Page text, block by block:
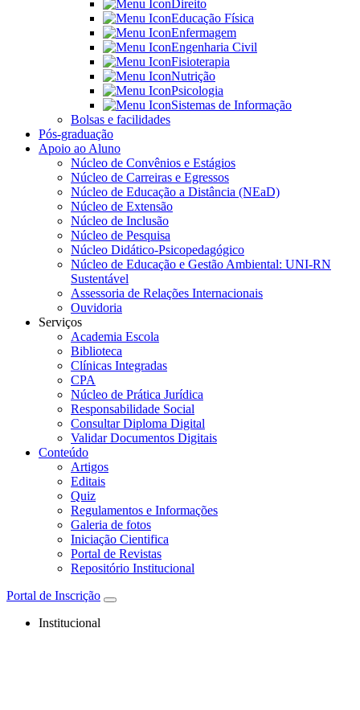
Direito
Educação Física
Enfermagem
Engenharia Civil
Fisioterapia
Nutrição
Psicologia
Sistemas de Informação
Bolsas e facilidades
Pós-graduação
Apoio ao Aluno
Núcleo de Convênios e Estágios
Núcleo de Carreiras e Egressos
Núcleo de Educação a Distância (NEaD)
Núcleo de Extensão
Núcleo de Inclusão
Núcleo de Pesquisa
Núcleo Didático-Psicopedagógico
Núcleo de Educação e Gestão Ambiental: UNI-RN
Sustentável
Assessoria de Relações Internacionais
Ouvidoria
Serviços
Academia Escola
Biblioteca
Clínicas Integradas
CPA
Núcleo de Prática Jurídica
Responsabilidade Social
Consultar Diploma Digital
Validar Documentos Digitais
Conteúdo
Artigos
Editais
Quiz
Regulamentos e Informações
Galeria de fotos
Iniciação Cientifica
Portal de Revistas
Repositório Institucional
Portal de Inscrição
Institucional